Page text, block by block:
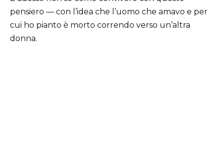
pensiero — con l’idea che l’uomo che amavo e per
cui ho pianto è morto correndo verso un’altra
donna.